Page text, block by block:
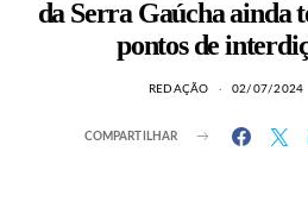
da Serra Gaúcha ainda
pontos de
REDAÇÃO 02/07/2024
COMPARTILHAR